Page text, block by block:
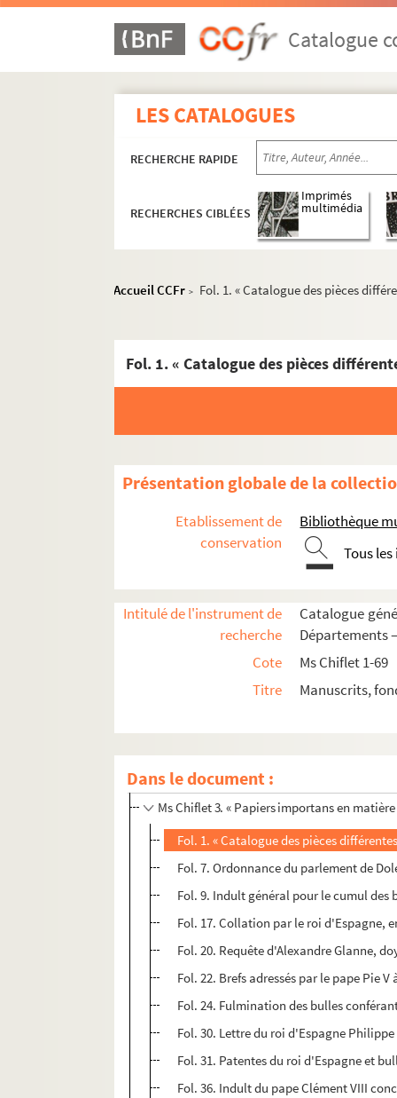
Catalogue
LES CATALOGUES
RECHERCHE RAPIDE
RECHERCHES CIBLÉES
Imprimés
multimédia
Accueil CCFr > Fol. 1. « Catalogue des pièces
Fol. 1. « Catalogue des pièces
Présentation globale de la
Etablissement de
conservation
Bibliothèque
Tous
Intitulé de l'instrument de
recherche
Catalogue
Départements
Cote
Ms Chiflet 1-69
Titre
Manuscrits,
Dans le document :
Ms Chiflet 1. « Preuves pour l'histoire
Ms Chiflet 2. « Mémoires servans à
Ms Chiflet 3. « Papiers importans en
Fol. 1. « Catalogue des pièces
Fol. 7. Ordonnance du parlement de
Fol. 9. Indult général pour le cumul des
Fol. 17. Collation par le roi d'Espagne,
Fol. 20. Requête d'Alexandre Glanne,
Fol. 22. Brefs adressés par le pape Pie
Fol. 24. Fulmination des bulles
Fol. 30. Lettre du roi d'Espagne
Fol. 31. Patentes du roi d'Espagne et
Fol. 36. Indult du pape Clément VIII